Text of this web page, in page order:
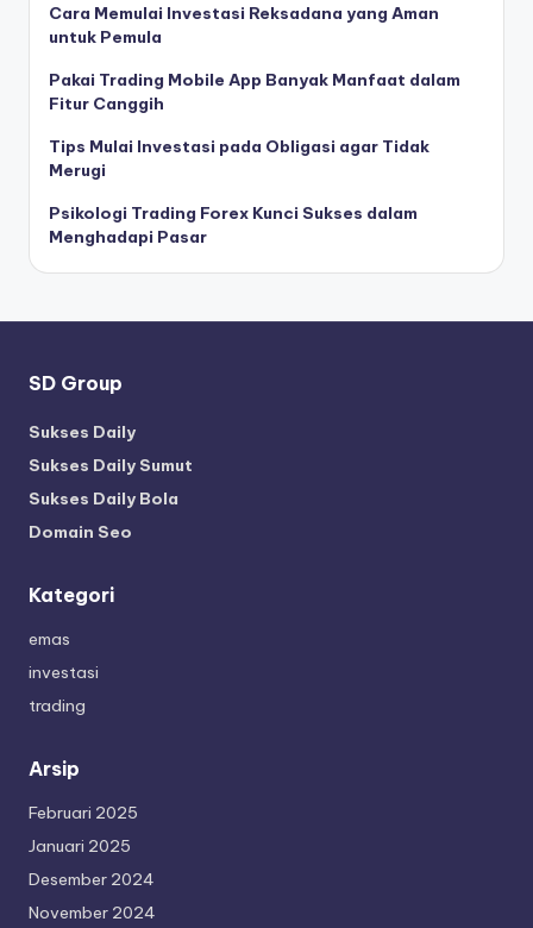
Cara Memulai Investasi Reksadana yang Aman
untuk Pemula
Pakai Trading Mobile App Banyak Manfaat dalam
Fitur Canggih
Tips Mulai Investasi pada Obligasi agar Tidak
Merugi
Psikologi Trading Forex Kunci Sukses dalam
Menghadapi Pasar
SD Group
Sukses Daily
Sukses Daily Sumut
Sukses Daily Bola
Domain Seo
Kategori
emas
investasi
trading
Arsip
Februari 2025
Januari 2025
Desember 2024
November 2024